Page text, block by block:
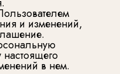
и изменений,
настоящего
в нем.